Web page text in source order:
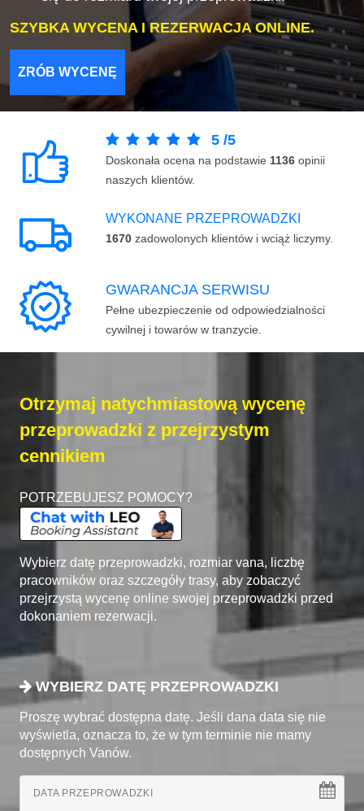
SZYBKA WYCENA I REZERWACJA ONLINE.
ZRÓB WYCENĘ
5 /5
Doskonała ocena na podstawie 1136 opinii
naszych klientów.
WYKONANE PRZEPROWADZKI
1670 zadowolonych klientów i wciąż liczymy.
GWARANCJA SERWISU
Pełne ubezpieczenie od odpowiedzialności
cywilnej i towarów w tranzycie.
Otrzymaj natychmiastową wycenę
przeprowadzki z przejrzystym
cennikiem
POTRZEBUJESZ POMOCY?
Wybierz datę przeprowadzki, rozmiar vana, liczbę
pracowników oraz szczegóły trasy, aby zobaczyć
przejrzystą wycenę online swojej przeprowadzki przed
dokonaniem rezerwacji.
WYBIERZ DATĘ PRZEPROWADZKI
Proszę wybrać dostępna datę. Jeśli dana data się nie
wyświetla, oznacza to, że w tym terminie nie mamy
dostępnych Vanów.
DATA PRZEPROWADZKI